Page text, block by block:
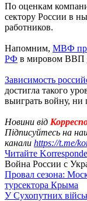
По оценкам
сектору России в
работников.
Напомним, МВФ
РФ в мировом ВВП
Зависимость
достигла такого
выиграть войну, ни
Новини від
Підписуйтесь на
канали https://t.me/
Читайте
Война России с
Провал сезона:
турсектора Крыма
У Сухопутних